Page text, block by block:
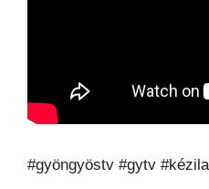
#gyöngyöstv #gytv